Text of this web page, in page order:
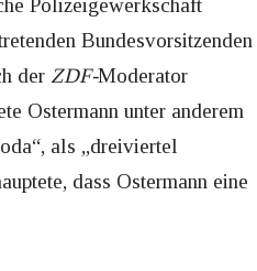
Polizeigewerkschaft
Bundesvorsitzenden
der ZDF-Moderator
Ostermann unter anderem
als „dreiviertel
dass Ostermann eine